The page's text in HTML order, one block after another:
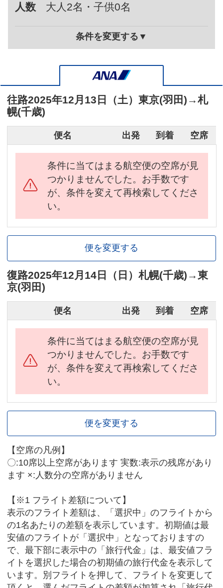
人数
大人2名・子供0名
条件を変更する▼
往路2025年12月13日（土） 東京(羽田) →札
幌(千歳)
便名 出発 到着 空席
条件に当てはまる航空便の空席が見
つかりませんでした。お手数です
が、条件を変えて再検索してくださ
い。
便を変更する
復路2025年12月14日（日） 札幌(千歳) →東
京(羽田)
便名 出発 到着 空席
条件に当てはまる航空便の空席が見
つかりませんでした。お手数です
が、条件を変えて再検索してくださ
い。
便を変更する
【空席の凡例】
〇:10席以上空席があります 実数:表示の残席があり
ます ×:人数分の空席がありません
【※1 フライト差額について】
表示のフライト差額は、「選択中」のフライトから
の1名あたりの差額を表示しています。初期値は最
安値のフライトが「選択中」となっておりますの
で、最下部に表示中の「旅行代金」は、最安値フラ
イトを選択した場合の初期値の旅行代金を表示して
います。別フライトを押して、フライトを変更して